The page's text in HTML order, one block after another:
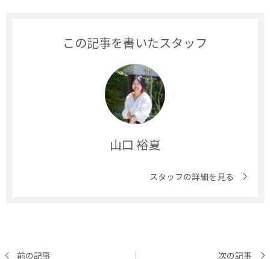
この記事を書いたスタッフ
山口 裕夏
スタッフの詳細を見る
前の記事 次の記事